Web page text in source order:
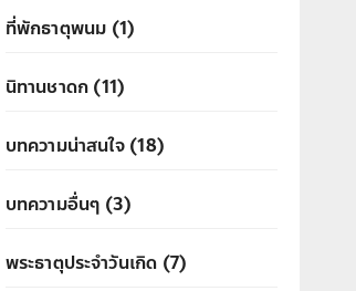
ที่พักธาตุพนม (1)
นิทานชาดก (11)
บทความน่าสนใจ(18)
บทความอื่นๆ (3)
พระธาตุประจำวันเกิด (7)